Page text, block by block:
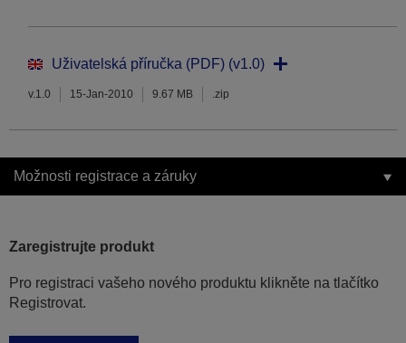
Uživatelská příručka (PDF) (v1.0)
v.1.0 15-Jan-2010 9.67 MB .zip
Možnosti registrace a záruky
Zaregistrujte produkt
Pro registraci vašeho nového produktu klikněte na tlačítko
Registrovat.